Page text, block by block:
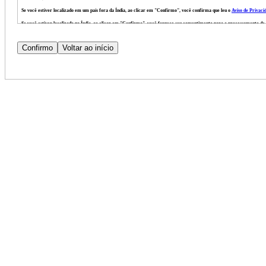
Se você estiver localizado em um país fora da Índia, ao clicar em "Confirmo", você confirma que leu o Aviso de
Se você estiver localizado na Índia, ao clicar em "Confirmo", você fornece seu consentimento para o processamento
Você concorda voluntariamente com os termos do CPN, do TSPN e do Aviso de Privacidade Suplementar;